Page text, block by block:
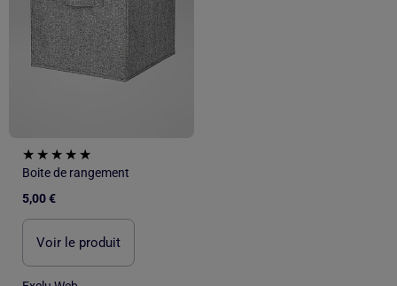
Boite de rangement
5,00 €
Voir le produit